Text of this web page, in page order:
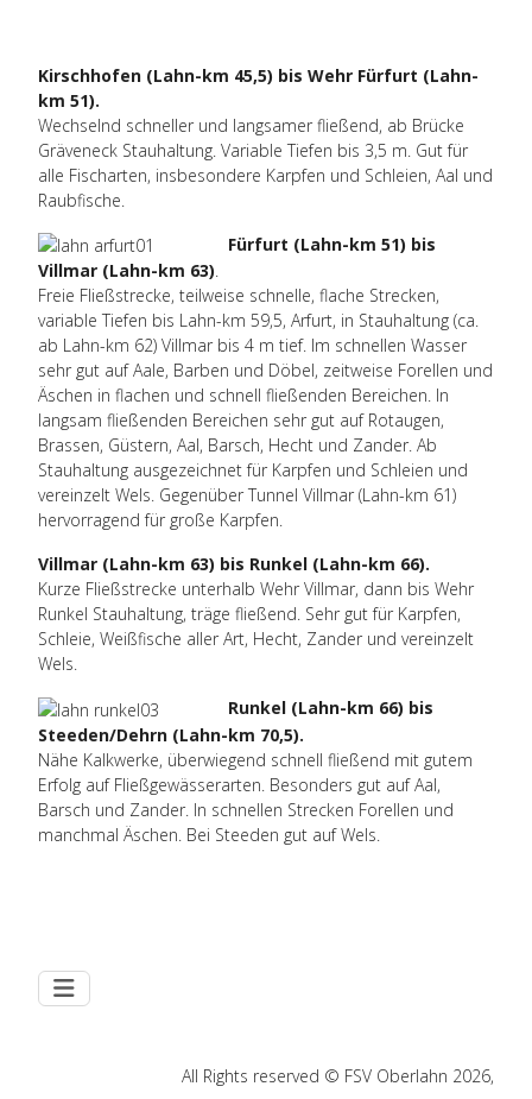
Kirschhofen (Lahn-km 45,5) bis Wehr Fürfurt (Lahn-
km 51).
Wechselnd schneller und langsamer fließend, ab Brücke
Gräveneck Stauhaltung. Variable Tiefen bis 3,5 m. Gut für
alle Fischarten, insbesondere Karpfen und Schleien, Aal und
Raubfische.
Fürfurt (Lahn-km 51) bis
Villmar (Lahn-km 63).
Freie Fließstrecke, teilweise schnelle, flache Strecken,
variable Tiefen bis Lahn-km 59,5, Arfurt, in Stauhaltung (ca.
ab Lahn-km 62) Villmar bis 4 m tief. Im schnellen Wasser
sehr gut auf Aale, Barben und Döbel, zeitweise Forellen und
Äschen in flachen und schnell fließenden Bereichen. In
langsam fließenden Bereichen sehr gut auf Rotaugen,
Brassen, Güstern, Aal, Barsch, Hecht und Zander. Ab
Stauhaltung ausgezeichnet für Karpfen und Schleien und
vereinzelt Wels. Gegenüber Tunnel Villmar (Lahn-km 61)
hervorragend für große Karpfen.
Villmar (Lahn-km 63) bis Runkel (Lahn-km 66).
Kurze Fließstrecke unterhalb Wehr Villmar, dann bis Wehr
Runkel Stauhaltung, träge fließend. Sehr gut für Karpfen,
Schleie, Weißfische aller Art, Hecht, Zander und vereinzelt
Wels.
Runkel (Lahn-km 66) bis
Steeden/Dehrn (Lahn-km 70,5).
Nähe Kalkwerke, überwiegend schnell fließend mit gutem
Erfolg auf Fließgewässerarten. Besonders gut auf Aal,
Barsch und Zander. In schnellen Strecken Forellen und
manchmal Äschen. Bei Steeden gut auf Wels.
All Rights reserved © FSV Oberlahn 2026,